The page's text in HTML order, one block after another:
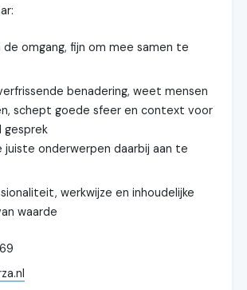
omgang, fijn om mee samen te
benadering, weet mensen
schept goede sfeer en context voor
gesprek
onderwerpen daarbij aan te
werkwijze en inhoudelijke
waarde